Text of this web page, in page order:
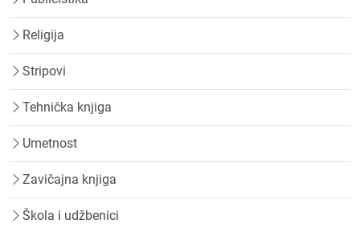
Religija
Stripovi
Tehnička knjiga
Umetnost
Zavičajna knjiga
Škola i udžbenici